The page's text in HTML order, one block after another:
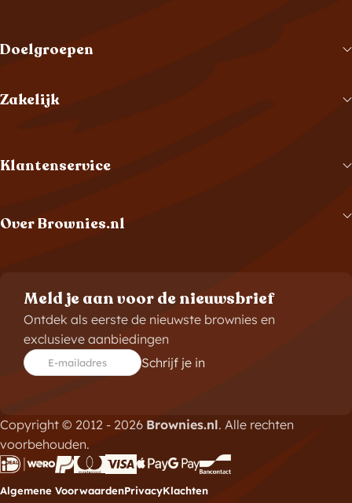
Doelgroepen
Zakelijk
Klantenservice
Over Brownies.nl
Meld je aan voor de nieuwsbrief
Ontdek als eerste de nieuwste brownies en
exclusieve aanbiedingen
E-mailadres Schrijf je in
Copyright © 2012 - 2026 Brownies.nl. Alle rechten
voorbehouden.
Algemene VoorwaardenPrivacyKlachten